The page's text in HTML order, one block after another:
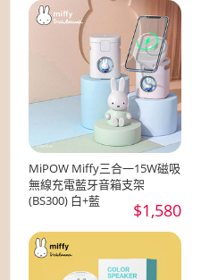
MiPOW Miffy三合一15W磁吸
無線充電藍牙音箱支架
(BS300) 白+藍
$1,580